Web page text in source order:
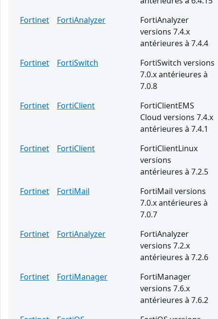
Fortinet
FortiAnalyzer
FortiAnalyzer
versions 7.4.x
antérieures à 7.4.4
Fortinet
FortiSwitch
FortiSwitch versions
7.0.x antérieures à
7.0.8
Fortinet
FortiClient
FortiClientEMS
Cloud versions 7.4.x
antérieures à 7.4.1
Fortinet
FortiClient
FortiClientLinux
versions
antérieures à 7.2.5
Fortinet
FortiMail
FortiMail versions
7.0.x antérieures à
7.0.7
Fortinet
FortiAnalyzer
FortiAnalyzer
versions 7.2.x
antérieures à 7.2.6
Fortinet
FortiManager
FortiManager
versions 7.6.x
antérieures à 7.6.2